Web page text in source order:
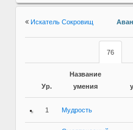
Искатель Сокровищ
76
Ур.
Название
умения
1 Мудрость